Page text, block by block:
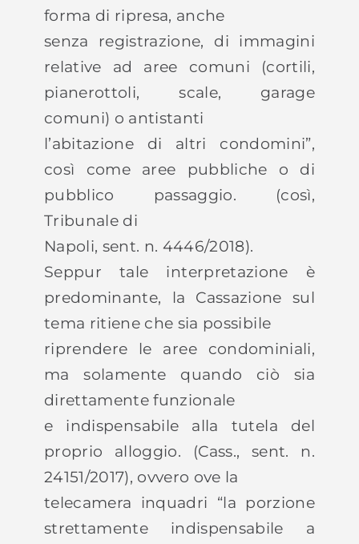
forma di ripresa, anche
senza registrazione, di immagini
relative ad aree comuni (cortili,
pianerottoli, scale, garage
comuni) o antistanti
l’abitazione di altri condomini”,
così come aree pubbliche o di
pubblico passaggio. (così,
Tribunale di
Napoli, sent. n. 4446/2018).
Seppur tale interpretazione è
predominante, la Cassazione sul
tema ritiene che sia possibile
riprendere le aree condominiali,
ma solamente quando ciò sia
direttamente funzionale
e indispensabile alla tutela del
proprio alloggio. (Cass., sent. n.
24151/2017), ovvero ove la
telecamera inquadri “la porzione
strettamente indispensabile a